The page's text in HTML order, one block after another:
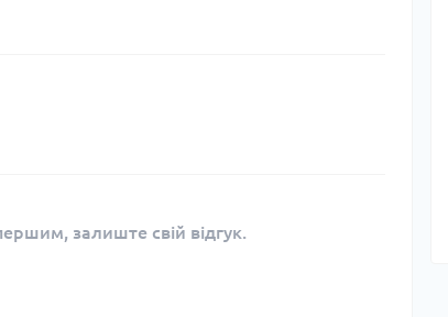
залиште свій відгук.